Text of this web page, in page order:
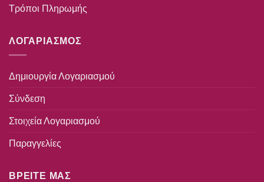
Τρόποι Πληρωμής
ΛΟΓΑΡΙΑΣΜΟΣ
Δημιουργία Λογαριασμού
Σύνδεση
Στοιχεία Λογαριασμού
Παραγγελίες
ΒΡΕΙΤΕ ΜΑΣ